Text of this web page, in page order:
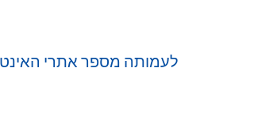
​לעמותה מספר אתרי